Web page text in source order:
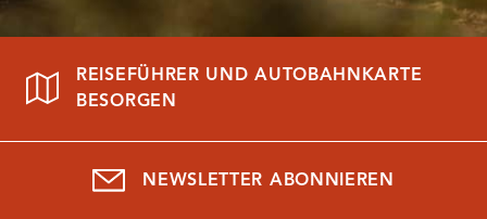
REISEFÜHRER UND AUTOBAHNKARTE
BESORGEN
NEWSLETTER ABONNIEREN